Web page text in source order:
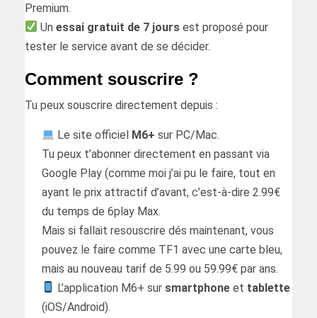
Premium.
Unessai gratuit de 7 jours est proposé pour
tester le service avant de se décider.
Comment souscrire ?
Tu peux souscrire directement depuis :
Le site officiel M6+ sur PC/Mac.
Tu peux t’abonner directement en passant via
Google Play (comme moi j’ai pu le faire, tout en
ayant le prix attractif d’avant, c’est-à-dire 2.99€
du temps de 6play Max.
Mais si fallait resouscrire dés maintenant, vous
pouvez le faire comme TF1 avec une carte bleu,
mais au nouveau tarif de 5.99 ou 59.99€ par ans.
L’application M6+ sur smartphone et tablette
(iOS/Android).